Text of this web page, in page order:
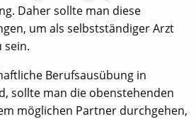
Daher sollte man diese
um als selbstständiger Arzt
sein.
Berufsausübung in
sollte man die obenstehenden
möglichen Partner durchgehen,